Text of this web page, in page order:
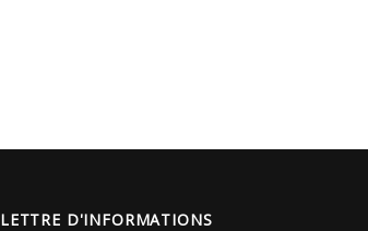
LETTRE D'INFORMATIONS